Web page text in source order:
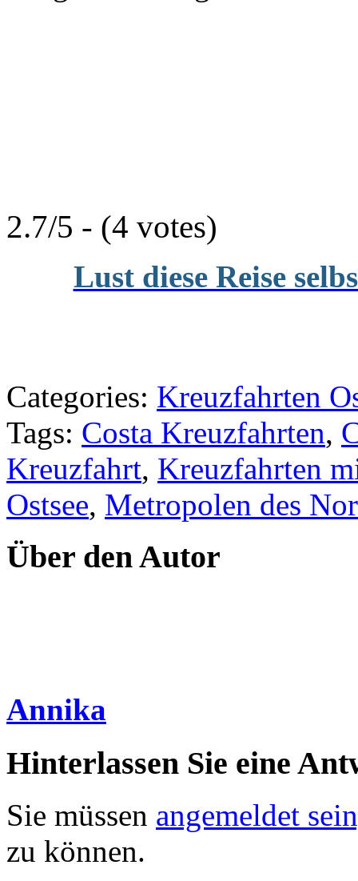
2.7/5 - (4 votes)
Lust diese Reise
Categories: Kreuzfahrten
Tags: Costa Kreuzfahrten,
Kreuzfahrt, Kreuzfahrten
Ostsee, Metropolen des
Über den Autor
Annika
Hinterlassen Sie eine
Sie müssen angemeldet
zu können.